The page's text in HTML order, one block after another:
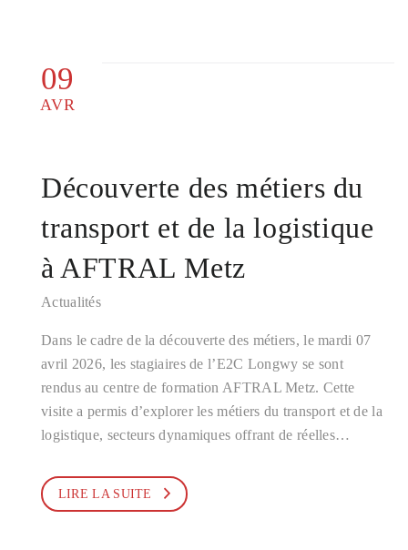
09
AVR
Découverte des métiers du
transport et de la logistique
à AFTRAL Metz
Actualités
Dans le cadre de la découverte des métiers, le mardi 07
avril 2026, les stagiaires de l’E2C Longwy se sont
rendus au centre de formation AFTRAL Metz. Cette
visite a permis d’explorer les métiers du transport et de la
logistique, secteurs dynamiques offrant de réelles…
LIRE LA SUITE